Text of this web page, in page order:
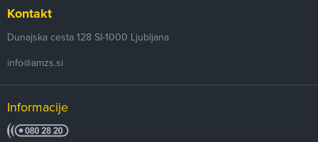
Kontakt
Dunajska cesta 128 SI-1000 Ljubljana
info@amzs.si
Informacije